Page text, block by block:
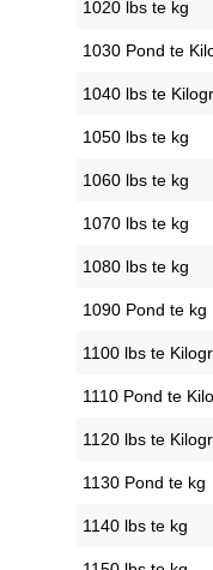
1020 lbs te kg
1030 Pond te
1040 lbs te
1050 lbs te kg
1060 lbs te kg
1070 lbs te kg
1080 lbs te kg
1090 Pond te kg
1100 lbs te
1110 Pond te
1120 lbs te
1130 Pond te kg
1140 lbs te kg